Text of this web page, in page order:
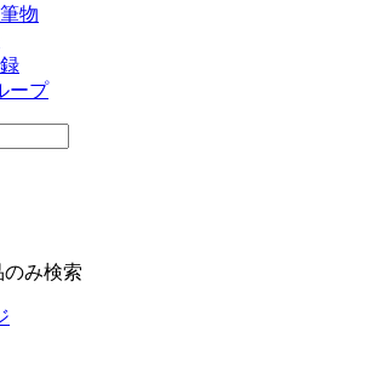
物
ープ
み検索